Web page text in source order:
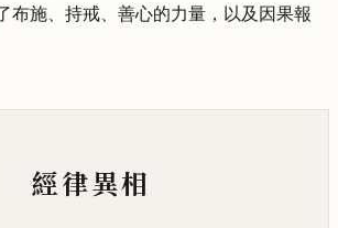
布施、持戒、善心的力量，以及因果報
經律異相